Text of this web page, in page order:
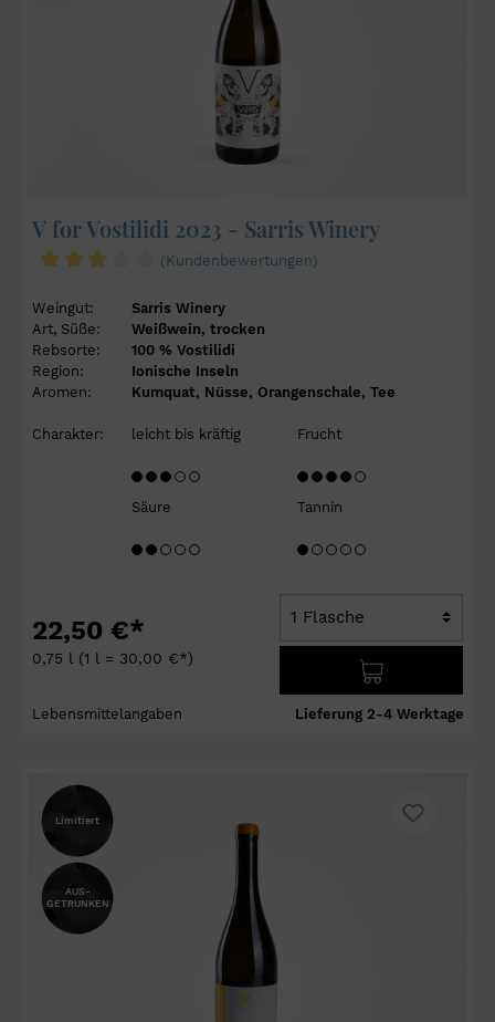
V for Vostilidi 2023 - Sarris Winery
(Kundenbewertungen)
Weingut:
Sarris Winery
Art, Süße:
Weißwein, trocken
Rebsorte:
100 % Vostilidi
Region:
Ionische Inseln
Aromen:
Kumquat, Nüsse, Orangenschale, Tee
Charakter: leicht bis kräftig Frucht
Säure Tannin
22,50 €*
0,75 l (1 l = 30,00 €*)
Lebensmittelangaben Lieferung 2-4 Werktage
Limitiert
AUS-
GETRUNKEN